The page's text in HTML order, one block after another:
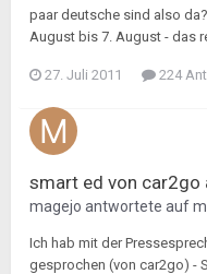
paar deutsche sind also
August bis 7. August - das
27. Juli 2011 224
smart ed von car2go
magejo antwortete auf
Ich hab mit der
gesprochen (von car2go) -